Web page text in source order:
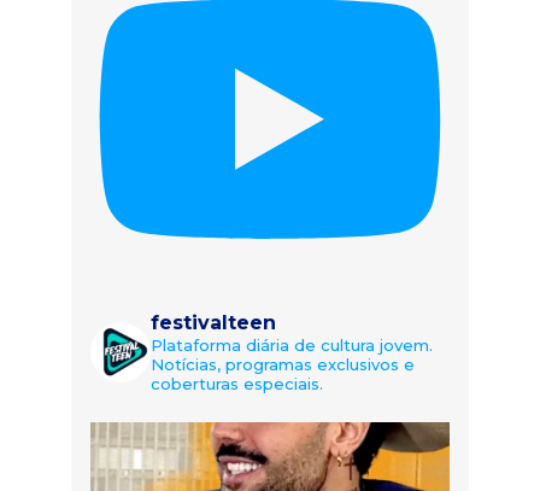
festivalteen
Plataforma diária de cultura jovem.
Notícias, programas exclusivos e
coberturas especiais.